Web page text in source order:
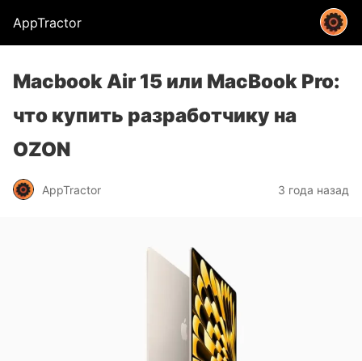
AppTractor
Macbook Air 15 или MacBook Pro:
что купить разработчику на
OZON
AppTractor 3 года назад